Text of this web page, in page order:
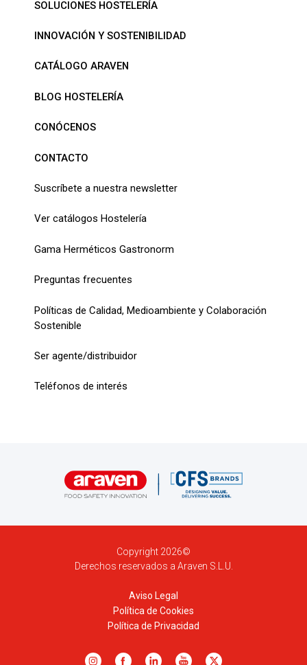
SOLUCIONES HOSTELERÍA
INNOVACIÓN Y SOSTENIBILIDAD
CATÁLOGO ARAVEN
BLOG HOSTELERÍA
CONÓCENOS
CONTACTO
Suscríbete a nuestra newsletter
Ver catálogos Hostelería
Gama Herméticos Gastronorm
Preguntas frecuentes
Políticas de Calidad, Medioambiente y Colaboración
Sostenible
Ser agente/distribuidor
Teléfonos de interés
Copyright 2026©
Derechos reservados a Araven S.L.U.
Aviso Legal
Política de Cookies
Política de Privacidad